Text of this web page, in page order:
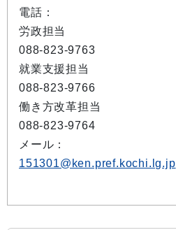
電話：
労政担当
088-823-9763
就業支援担当
088-823-9766
働き方改革担当
088-823-9764
メール：
151301@ken.pref.kochi.lg.jp